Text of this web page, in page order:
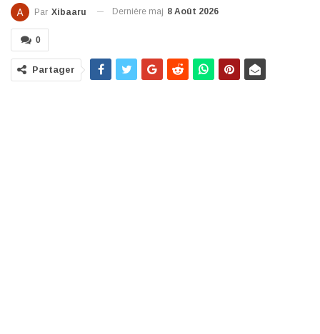
Par Xibaaru Dernière maj 8 Août 2026
0
Partager